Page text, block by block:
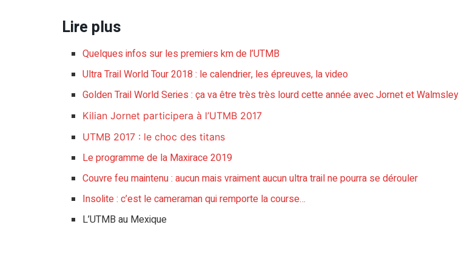
Lire plus
Quelques infos sur les premiers km de l’UTMB
Ultra Trail World Tour 2018 : le calendrier, les épreuves, la video
Golden Trail World Series : ça va être très très lourd cette année avec Jornet et Walmsley
Kilian Jornet participera à l’UTMB 2017
UTMB 2017 : le choc des titans
Le programme de la Maxirace 2019
Couvre feu maintenu : aucun mais vraiment aucun ultra trail ne pourra se dérouler
Insolite : c’est le cameraman qui remporte la course…
L’UTMB au Mexique